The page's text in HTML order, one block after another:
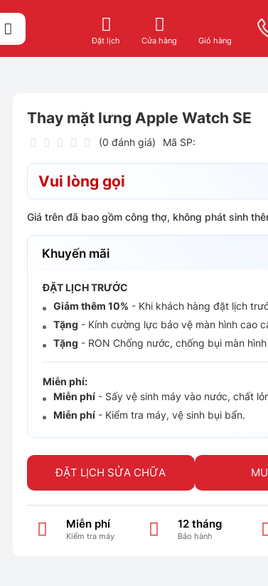
Đặt lịch Cửa hàng Giỏ hàng
Thay mặt lưng Apple Watch SE
(0 đánh giá) Mã SP:
Vui lòng gọi
Giá trên đã bao gồm công thợ, không phát sinh
Khuyến mãi
ĐẶT LỊCH TRƯỚC
Giảm thêm 10% - Khi khách hàng đặt lịch
Tặng - Kính cường lực bảo vệ màn hình cao
Tặng - RON Chống nước, chống bụi màn
Miễn phí:
Miễn phí- Sấy vệ sinh máy vào nước, chất
Miễn phí- Kiểm tra máy, vệ sinh bụi bẩn.
ĐẶT LỊCH SỬA CHỮA
Miễn phí
Kiểm tra máy
12 tháng
Bảo hành